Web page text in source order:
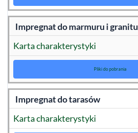
Impregnat do marmuru i granitu
Karta charakterystyki
Pliki do pobrania
Impregnat do tarasów
Karta charakterystyki